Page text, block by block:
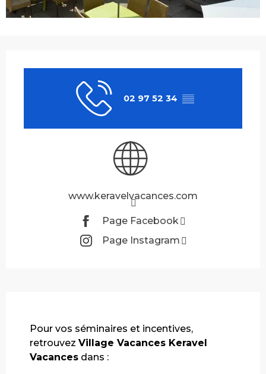
02 97 52 34 ▒▒
www.keravelvacances.com
Page Facebook
Page Instagram
Pour vos séminaires et incentives,
retrouvez Village Vacances Keravel
Vacances dans :